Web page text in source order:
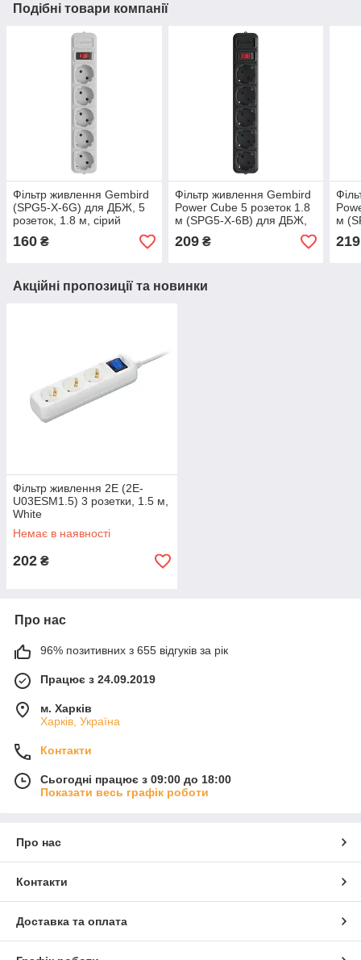
Подібні товари компанії
Фільтр живлення Gembird
(SPG5-X-6G) для ДБЖ, 5
розеток, 1.8 м, сірий
160 ₴
Фільтр живлення Gembird
Power Cube 5 розеток 1.8
м (SPG5-X-6B) для ДБЖ,
чорний
209₴
м
219
Акційні пропозиції та новинки
Фільтр живлення 2E (2E-
U03ESM1.5) 3 розетки, 1.5 м,
White
Немає в наявності
202 ₴
Про нас
96% позитивних з 655 відгуків за рік
Працює з 24.09.2019
м. Харків
Харків, Україна
Контакти
Сьогодні працює з 09:00 до 18:00
Показати весь графік роботи
Про нас
Контакти
Доставка та оплата